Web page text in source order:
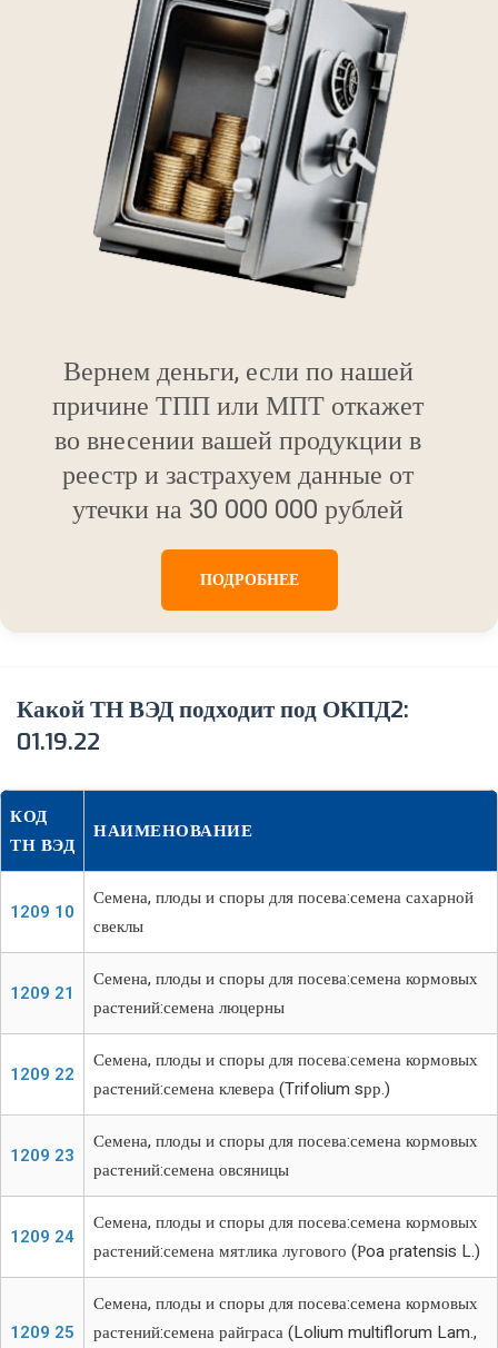
Вернем деньги, если по нашей
причине ТПП или МПТ откажет
во внесении вашей продукции в
реестр и застрахуем данные от
утечки на 30 000 000 рублей
ПОДРОБНЕЕ
Какой ТН ВЭД подходит под ОКПД2:
01.19.22
КОД
ТН ВЭД
НАИМЕНОВАНИЕ
1209 10
Семена, плоды и споры для посева:семена сахарной
свеклы
1209 21
Семена, плоды и споры для посева:семена кормовых
растений:семена люцерны
1209 22
Семена, плоды и споры для посева:семена кормовых
растений:семена клевера (Trifolium sрр.)
1209 23
Семена, плоды и споры для посева:семена кормовых
растений:семена овсяницы
1209 24
Семена, плоды и споры для посева:семена кормовых
растений:семена мятлика лугового (Рoa рratensis L.)
1209 25
Семена, плоды и споры для посева:семена кормовых
растений:семена райграса (Lolium multiflorum Lam.,